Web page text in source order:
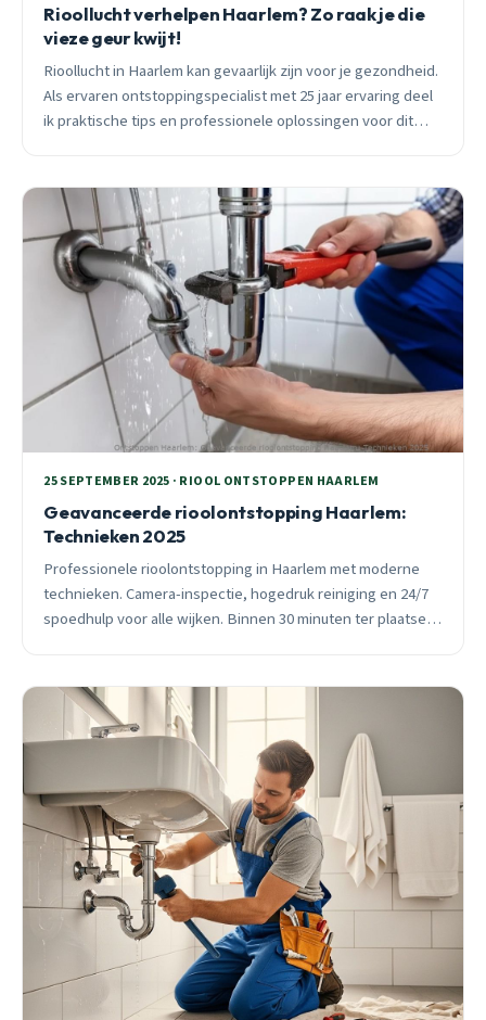
Rioollucht verhelpen Haarlem? Zo raak je die
vieze geur kwijt!
Rioollucht in Haarlem kan gevaarlijk zijn voor je gezondheid.
Als ervaren ontstoppingspecialist met 25 jaar ervaring deel
ik praktische tips en professionele oplossingen voor dit
25 SEPTEMBER 2025 · RIOOL ONTSTOPPEN HAARLEM
Geavanceerde rioolontstopping Haarlem:
Technieken 2025
Professionele rioolontstopping in Haarlem met moderne
technieken. Camera-inspectie, hogedruk reiniging en 24/7
spoedhulp voor alle wijken. Binnen 30 minuten ter plaatse,